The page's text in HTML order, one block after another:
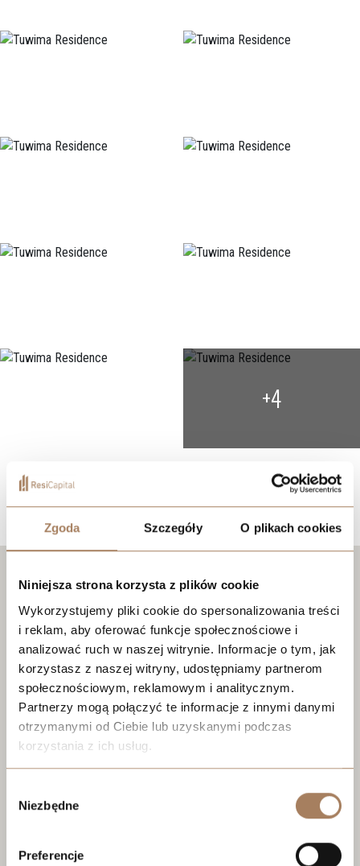
Zgoda Szczegóły O plikach cookies
Niniejsza strona korzysta z plików cookie
Wykorzystujemy pliki cookie do spersonalizowania treści
i reklam, aby oferować funkcje społecznościowe i
analizować ruch w naszej witrynie. Informacje o tym, jak
korzystasz z naszej witryny, udostępniamy partnerom
społecznościowym, reklamowym i analitycznym.
Partnerzy mogą połączyć te informacje z innymi danymi
otrzymanymi od Ciebie lub uzyskanymi podczas
korzystania z ich usług.
process your information.
zgody
Niezbędne
Preferencje
+4
Lokalizacja